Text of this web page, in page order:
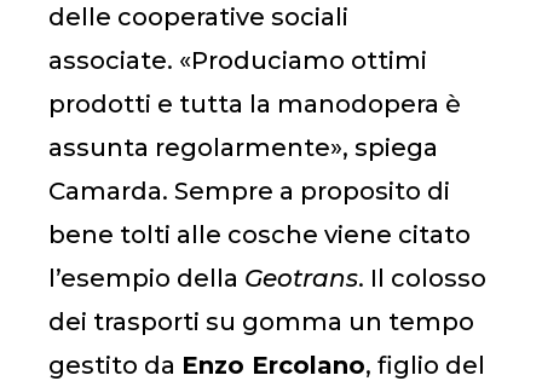
delle cooperative sociali
associate. «Produciamo ottimi
prodotti e tutta la manodopera è
assunta regolarmente», spiega
Camarda. Sempre a proposito di
bene tolti alle cosche viene citato
l’esempio della Geotrans. Il colosso
dei trasporti su gomma un tempo
gestito da Enzo Ercolano, figlio del